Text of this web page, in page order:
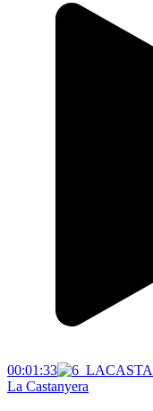
00:01:33
La Castanyera